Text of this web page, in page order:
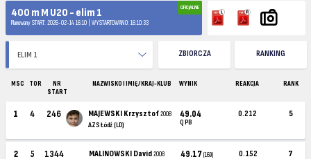
400 m M U20 - elim 1
Planowany START: 2026-02-14 16:10 | WYSTARTOWANO: 16:10:33
OFICJALNE
ZBIORCZA RANKING
MSC TOR
NR
START
NAZWISKO I IMIĘ / KRAJ-KLUB WYNIK REAKCJA RANK
1 4 246 MAJEWSKI Krzysztof2008
AZS Łódź (LD)
49.04
Q PB
0.212 5
2 5 1344 MALINOWSKI David2008
49.17(169)
0.152 7